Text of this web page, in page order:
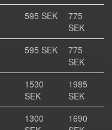
595 SEK
775
SEK
595 SEK
775
SEK
1530
SEK
1985
SEK
1300
1690